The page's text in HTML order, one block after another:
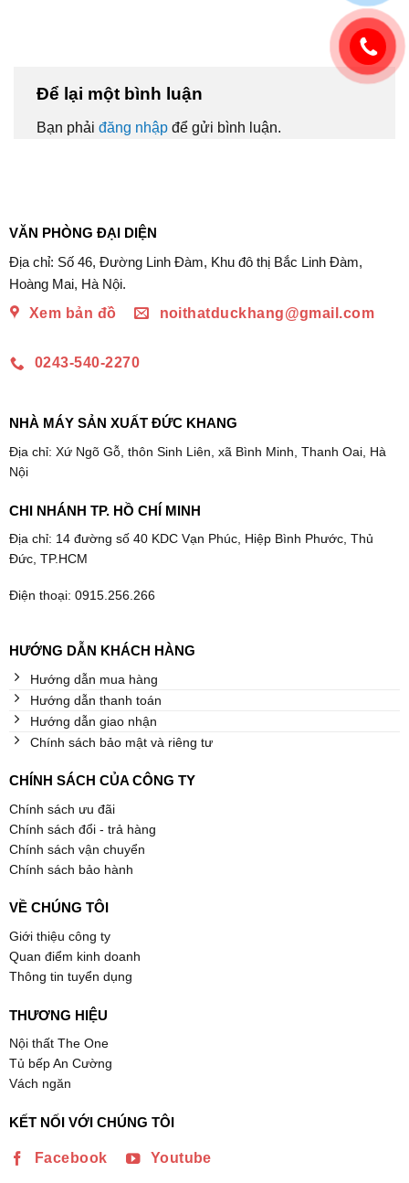
Để lại một bình luận
Bạn phải đăng nhập để gửi bình luận.
VĂN PHÒNG ĐẠI DIỆN
Địa chỉ: Số 46, Đường Linh Đàm, Khu đô thị Bắc Linh Đàm,
Hoàng Mai, Hà Nội.
Xem bản đồ
noithatduckhang@gmail.com
0243-540-2270
NHÀ MÁY SẢN XUẤT ĐỨC KHANG
Địa chỉ: Xứ Ngõ Gỗ, thôn Sinh Liên, xã Bình Minh, Thanh Oai, Hà
Nội
CHI NHÁNH TP. HỒ CHÍ MINH
Địa chỉ: 14 đường số 40 KDC Vạn Phúc, Hiệp Bình Phước, Thủ
Đức, TP.HCM
Điện thoại: 0915.256.266
HƯỚNG DẪN KHÁCH HÀNG
Hướng dẫn mua hàng
Hướng dẫn thanh toán
Hướng dẫn giao nhận
Chính sách bảo mật và riêng tư
CHÍNH SÁCH CỦA CÔNG TY
Chính sách ưu đãi
Chính sách đổi - trả hàng
Chính sách vận chuyển
Chính sách bảo hành
VỀ CHÚNG TÔI
Giới thiệu công ty
Quan điểm kinh doanh
Thông tin tuyển dụng
THƯƠNG HIỆU
Nội thất The One
Tủ bếp An Cường
Vách ngăn
KẾT NỐI VỚI CHÚNG TÔI
Facebook Youtube